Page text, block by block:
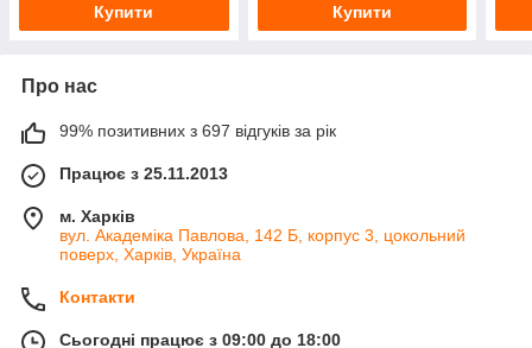
Купити Купити
Про нас
99% позитивних з 697 відгуків за рік
Працює з 25.11.2013
м. Харків
вул. Академіка Павлова, 142 Б, корпус 3, цокольний
поверх, Харків, Україна
Контакти
Сьогодні працює з 09:00 до 18:00